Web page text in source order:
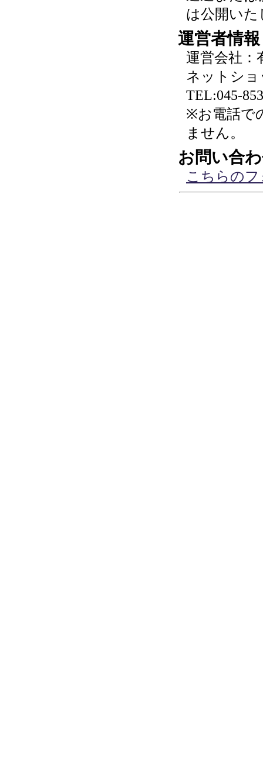
は公開い
運営者情報
運営会社：
ネットショ
TEL:045-
※お電話で
ません。
お問い合
こちらの